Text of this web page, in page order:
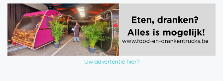
Uw advertentie hier?